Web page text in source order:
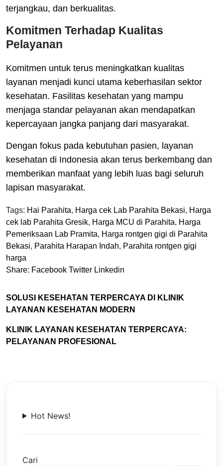
terjangkau, dan berkualitas.
Komitmen Terhadap Kualitas
Pelayanan
Komitmen untuk terus meningkatkan kualitas
layanan menjadi kunci utama keberhasilan sektor
kesehatan. Fasilitas kesehatan yang mampu
menjaga standar pelayanan akan mendapatkan
kepercayaan jangka panjang dari masyarakat.
Dengan fokus pada kebutuhan pasien, layanan
kesehatan di Indonesia akan terus berkembang dan
memberikan manfaat yang lebih luas bagi seluruh
lapisan masyarakat.
Tags: Hai Parahita, Harga cek Lab Parahita Bekasi, Harga
cek lab Parahita Gresik, Harga MCU di Parahita, Harga
Pemeriksaan Lab Pramita, Harga rontgen gigi di Parahita
Bekasi, Parahita Harapan Indah, Parahita rontgen gigi
harga
Share: Facebook Twitter Linkedin
SOLUSI KESEHATAN TERPERCAYA DI KLINIK
LAYANAN KESEHATAN MODERN
KLINIK LAYANAN KESEHATAN TERPERCAYA:
PELAYANAN PROFESIONAL
Hot News!
Cari